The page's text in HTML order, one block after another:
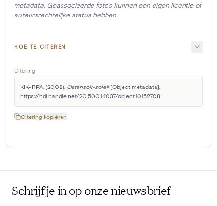
metadata. Geassocieerde foto's kunnen een eigen licentie of
auteursrechtelijke status hebben.
HOE TE CITEREN
Citering
KIK-IRPA. (2008). Ostensoir-soleil [Object metadata].
https://hdl.handle.net/20.500.14037/object.10152708
Citering kopiëren
Schrijf je in op onze nieuwsbrief